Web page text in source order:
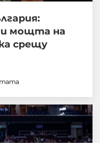
и мощта на
срещу